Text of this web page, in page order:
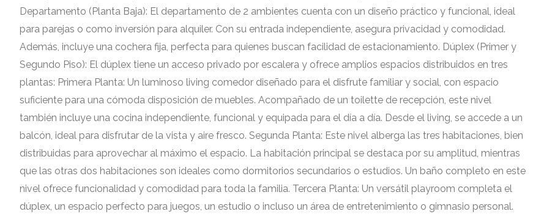
Departamento (Planta Baja): El departamento de 2 ambientes cuenta con un diseño práctico y funcional, ideal
para parejas o como inversión para alquiler. Con su entrada independiente, asegura privacidad y comodidad.
Además, incluye una cochera fija, perfecta para quienes buscan facilidad de estacionamiento. Dúplex (Primer y
Segundo Piso): El dúplex tiene un acceso privado por escalera y ofrece amplios espacios distribuidos en tres
plantas: Primera Planta: Un luminoso living comedor diseñado para el disfrute familiar y social, con espacio
suficiente para una cómoda disposición de muebles. Acompañado de un toilette de recepción, este nivel
también incluye una cocina independiente, funcional y equipada para el día a día. Desde el living, se accede a un
balcón, ideal para disfrutar de la vista y aire fresco. Segunda Planta: Este nivel alberga las tres habitaciones, bien
distribuidas para aprovechar al máximo el espacio. La habitación principal se destaca por su amplitud, mientras
que las otras dos habitaciones son ideales como dormitorios secundarios o estudios. Un baño completo en este
nivel ofrece funcionalidad y comodidad para toda la familia. Tercera Planta: Un versátil playroom completa el
dúplex, un espacio perfecto para juegos, un estudio o incluso un área de entretenimiento o gimnasio personal.